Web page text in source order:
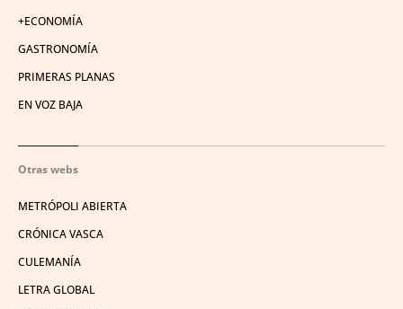
+ECONOMÍA
GASTRONOMÍA
PRIMERAS PLANAS
EN VOZ BAJA
Otras webs
METRÓPOLI ABIERTA
CRÓNICA VASCA
CULEMANÍA
LETRA GLOBAL